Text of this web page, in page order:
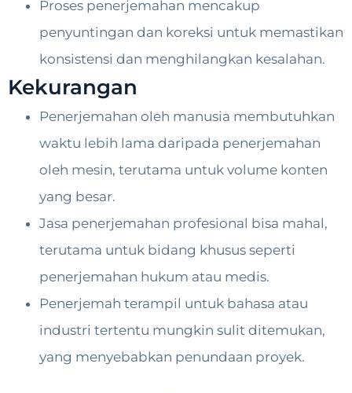
Proses penerjemahan mencakup
penyuntingan dan koreksi untuk memastikan
konsistensi dan menghilangkan kesalahan.
Kekurangan
Penerjemahan oleh manusia membutuhkan
waktu lebih lama daripada penerjemahan
oleh mesin, terutama untuk volume konten
yang besar.
Jasa penerjemahan profesional bisa mahal,
terutama untuk bidang khusus seperti
penerjemahan hukum atau medis.
Penerjemah terampil untuk bahasa atau
industri tertentu mungkin sulit ditemukan,
yang menyebabkan penundaan proyek.